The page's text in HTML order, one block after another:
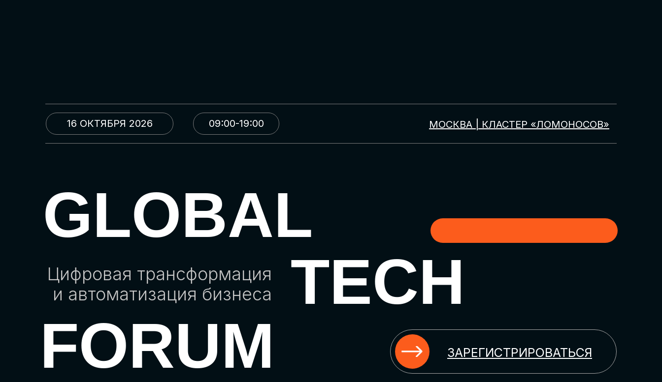
МОСКВА | КЛАСТЕР «ЛОМОНОСОВ»
GLOBAL
TECH
FORUM
Цифровая трансформация
и автоматизация бизнеса
ЗАРЕГИСТРИРОВАТЬСЯ
09:00-19:00
16 ОКТЯБРЯ 2026